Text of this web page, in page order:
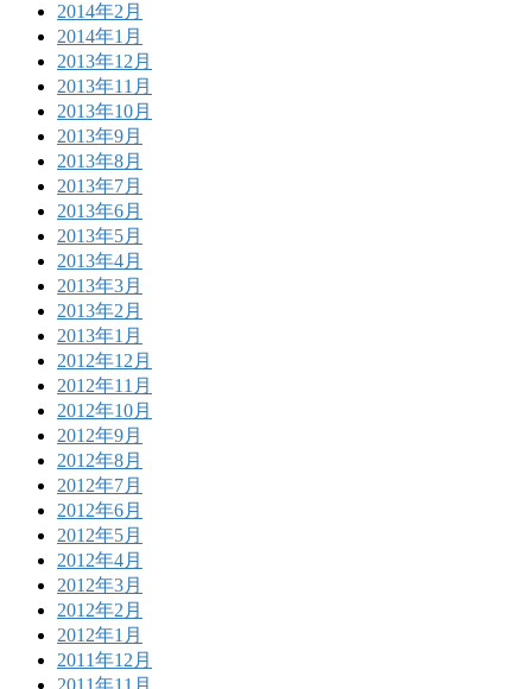
2014年2月
2014年1月
2013年12月
2013年11月
2013年10月
2013年9月
2013年8月
2013年7月
2013年6月
2013年5月
2013年4月
2013年3月
2013年2月
2013年1月
2012年12月
2012年11月
2012年10月
2012年9月
2012年8月
2012年7月
2012年6月
2012年5月
2012年4月
2012年3月
2012年2月
2012年1月
2011年12月